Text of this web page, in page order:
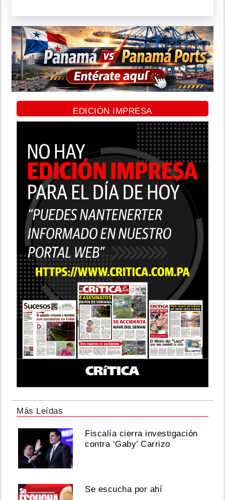
EDICIÓN IMPRESA
Más Leídas
Fiscalía cierra investigación
contra ‘Gaby’ Carrizo
Se escucha por ahí